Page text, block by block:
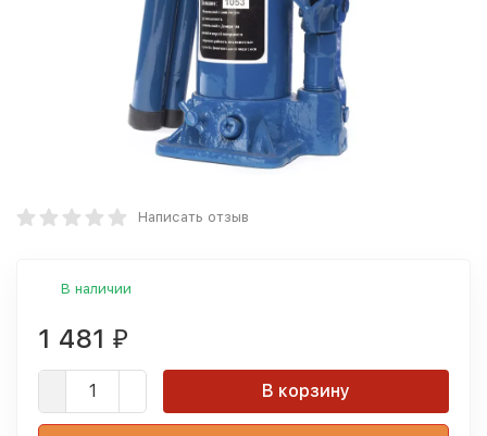
Написать отзыв
В наличии
1 481 ₽
В корзину